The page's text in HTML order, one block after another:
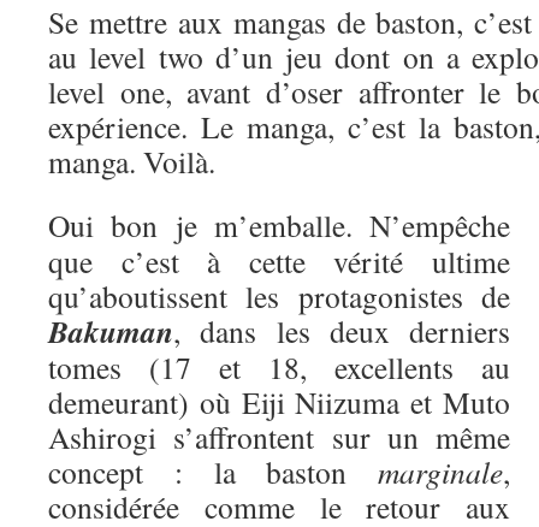
Se mettre aux mangas de baston,
au level two d’un jeu dont on a
level one, avant d’oser affronter le
expérience. Le manga, c’est la
manga. Voilà.
Oui bon je m’emballe. N’empêche
que c’est à cette vérité ultime
qu’aboutissent les protagonistes de
Bakuman, dans les deux derniers
tomes (17 et 18, excellents au
demeurant) où Eiji Niizuma et Muto
Ashirogi s’affrontent sur un même
concept : la baston marginale,
considérée comme le retour aux